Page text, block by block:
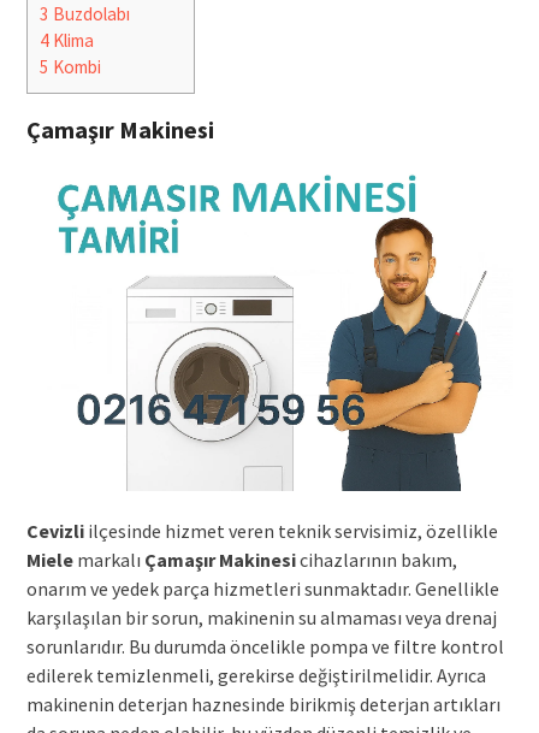
3 Buzdolabı
4Klima
5 Kombi
Çamaşır Makinesi
Cevizliilçesinde hizmet veren teknik servisimiz, özellikle
Mielemarkalı Çamaşır Makinesicihazlarının bakım,
onarım ve yedek parça hizmetleri sunmaktadır. Genellikle
karşılaşılan bir sorun, makinenin su almaması veya drenaj
sorunlarıdır. Bu durumda öncelikle pompa ve filtre kontrol
edilerek temizlenmeli, gerekirse değiştirilmelidir. Ayrıca
makinenin deterjan haznesinde birikmiş deterjan artıkları